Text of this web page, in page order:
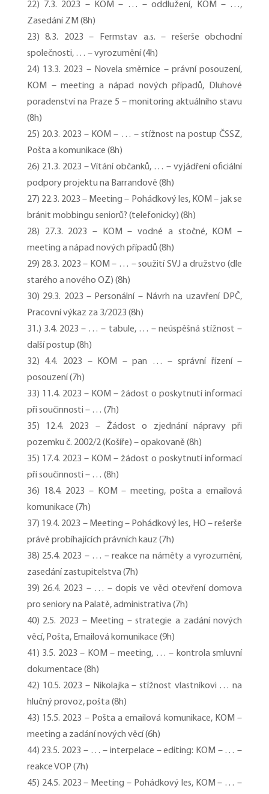
22) 7.3. 2023 – KOM – … – oddlužení, KOM – …,
Zasedání ZM (8h)
23) 8.3. 2023 – Fermstav a.s. – rešerše obchodní
společnosti, … – vyrozumění (4h)
24) 13.3. 2023 – Novela směrnice – právní posouzení,
KOM – meeting a nápad nových případů, Dluhové
poradenství na Praze 5 – monitoring aktuálního stavu
(8h)
25) 20.3. 2023 – KOM – … – stížnost na postup ČSSZ,
Pošta a komunikace (8h)
26) 21.3. 2023 – Vítání občanků, … – vyjádření oficiální
podpory projektu na Barrandově (8h)
27) 22.3. 2023 – Meeting – Pohádkový les, KOM – jak se
bránit mobbingu seniorů? (telefonicky) (8h)
28) 27.3. 2023 – KOM – vodné a stočné, KOM –
meeting a nápad nových případů (8h)
29) 28.3. 2023 – KOM – … – soužití SVJ a družstvo (dle
starého a nového OZ) (8h)
30) 29.3. 2023 – Personální – Návrh na uzavření DPČ,
Pracovní výkaz za 3/2023 (8h)
31.) 3.4. 2023 – … – tabule, … – neúspěšná stížnost –
další postup (8h)
32) 4.4. 2023 – KOM – pan … – správní řízení –
posouzení (7h)
33) 11.4. 2023 – KOM – žádost o poskytnutí informací
při součinnosti – … (7h)
35) 12.4. 2023 – Žádost o zjednání nápravy při
pozemku č. 2002/2 (Košíře) – opakovaně (8h)
35) 17.4. 2023 – KOM – žádost o poskytnutí informací
při součinnosti – … (8h)
36) 18.4. 2023 – KOM – meeting, pošta a emailová
komunikace (7h)
37) 19.4. 2023 – Meeting – Pohádkový les, HO – rešerše
právě probíhajících právních kauz (7h)
38) 25.4. 2023 – … – reakce na náměty a vyrozumění,
zasedání zastupitelstva (7h)
39) 26.4. 2023 – … – dopis ve věci otevření domova
pro seniory na Palatě, administrativa (7h)
40) 2.5. 2023 – Meeting – strategie a zadání nových
věcí, Pošta, Emailová komunikace (9h)
41) 3.5. 2023 – KOM – meeting, … – kontrola smluvní
dokumentace (8h)
42) 10.5. 2023 – Nikolajka – stížnost vlastníkovi … na
hlučný provoz, pošta (8h)
43) 15.5. 2023 – Pošta a emailová komunikace, KOM –
meeting a zadání nových věcí (6h)
44) 23.5. 2023 – … – interpelace – editing: KOM – … –
reakce VOP (7h)
45) 24.5. 2023 – Meeting – Pohádkový les, KOM – … –